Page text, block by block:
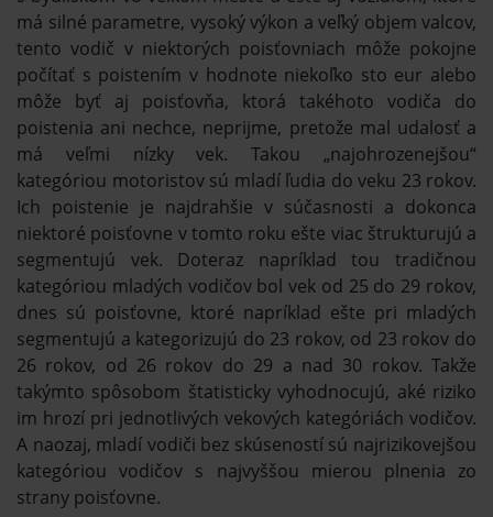
má silné parametre, vysoký výkon a veľký objem valcov,
tento vodič v niektorých poisťovniach môže pokojne
počítať s poistením v hodnote niekoľko sto eur alebo
môže byť aj poisťovňa, ktorá takéhoto vodiča do
poistenia ani nechce, neprijme, pretože mal udalosť a
má veľmi nízky vek. Takou „najohrozenejšou“
kategóriou motoristov sú mladí ľudia do veku 23 rokov.
Ich poistenie je najdrahšie v súčasnosti a dokonca
niektoré poisťovne v tomto roku ešte viac štrukturujú a
segmentujú vek. Doteraz napríklad tou tradičnou
kategóriou mladých vodičov bol vek od 25 do 29 rokov,
dnes sú poisťovne, ktoré napríklad ešte pri mladých
segmentujú a kategorizujú do 23 rokov, od 23 rokov do
26 rokov, od 26 rokov do 29 a nad 30 rokov. Takže
takýmto spôsobom štatisticky vyhodnocujú, aké riziko
im hrozí pri jednotlivých vekových kategóriách vodičov.
A naozaj, mladí vodiči bez skúseností sú najrizikovejšou
kategóriou vodičov s najvyššou mierou plnenia zo
strany poisťovne.